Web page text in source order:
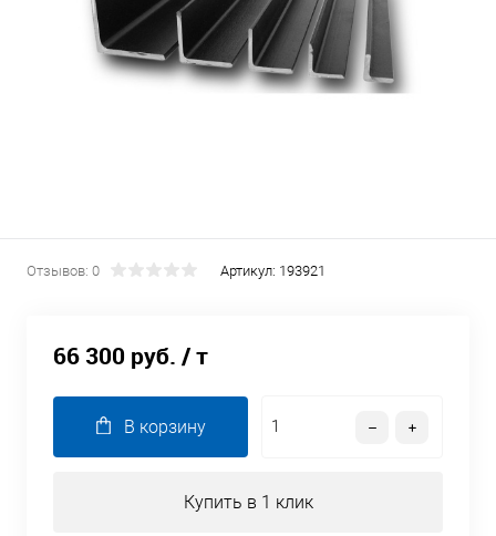
Отзывов: 0 Артикул: 193921
66 300 руб. / т
В корзину
Купить в 1 клик